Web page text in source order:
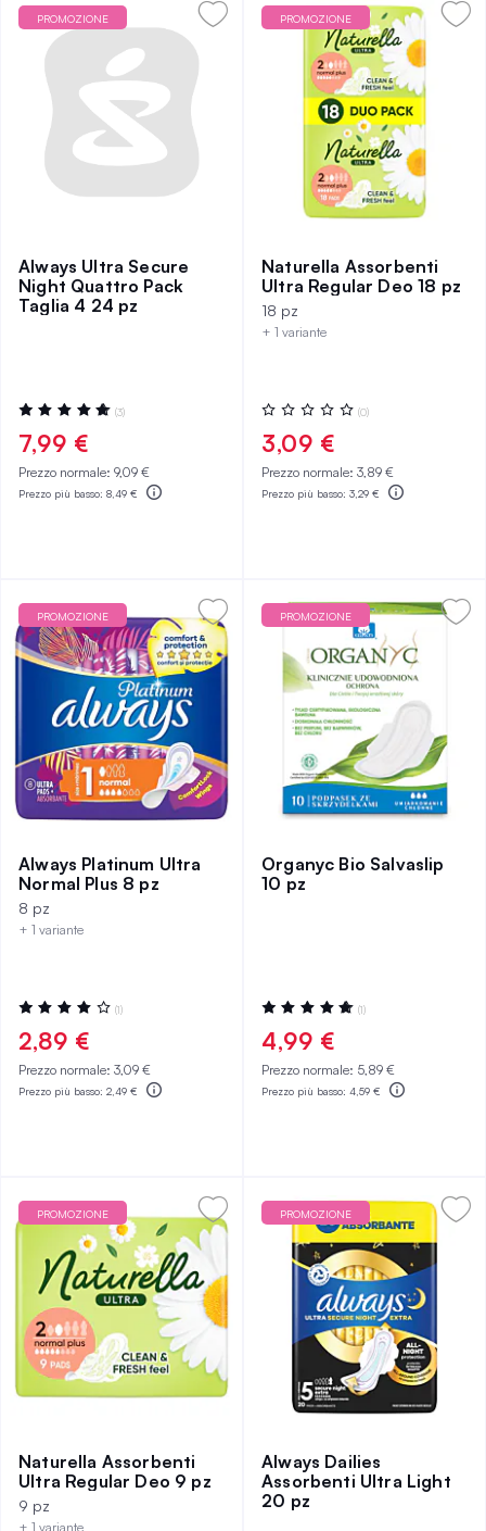
PROMOZIONE
Always Ultra Secure
Night Quattro Pack
Taglia 4 24 pz
Valutazione:
100%
(3)
7,99 €
Prezzo normale: 9,09 €
Prezzo più basso: 8,49 €
PROMOZIONE
Naturella Assorbenti
Ultra Regular Deo 18 pz
18 pz
+ 1 variante
Valutazione:
0%
(0)
3,09 €
Prezzo normale: 3,89 €
Prezzo più basso: 3,29 €
PROMOZIONE
Always Platinum Ultra
Normal Plus 8 pz
8 pz
+ 1 variante
Valutazione:
80%
(1)
2,89 €
Prezzo normale: 3,09 €
Prezzo più basso: 2,49 €
PROMOZIONE
Organyc Bio Salvaslip
10 pz
Valutazione:
100%
(1)
4,99 €
Prezzo normale: 5,89 €
Prezzo più basso: 4,59 €
PROMOZIONE
Naturella Assorbenti
Ultra Regular Deo 9 pz
9 pz
+ 1 variante
PROMOZIONE
Always Dailies
Assorbenti Ultra Light
20 pz